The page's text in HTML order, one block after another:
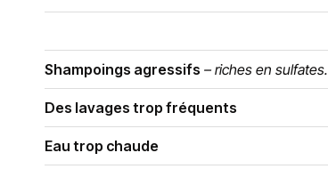
Shampoings agressifs – riches en sulfates.
Des lavages trop fréquents
Eau trop chaude